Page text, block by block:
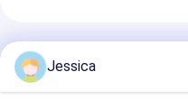
अनुशंसित उत्पाद
Jessica